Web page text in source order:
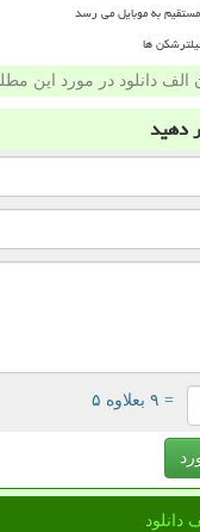
مستقیم به موبایل می رسد
ها
الف دانلود در مورد این
دهید
= ۹ بعلاوه ۵
دانلود